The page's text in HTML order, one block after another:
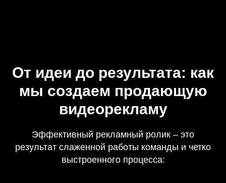
От идеи до результата: как
мы создаем продающую
видеорекламу
Эффективный рекламный ролик – это
результат слаженной работы команды и четко
выстроенного процесса: